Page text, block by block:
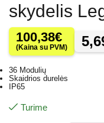
skydelis
100,38€
(Kaina su PVM)
36 Modulių
Skaidrios durelės
IP65
Turime